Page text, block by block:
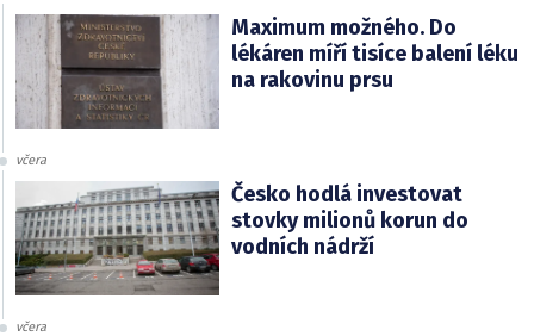
Maximum možného. Do
lékáren míří tisíce balení léku
na rakovinu prsu
včera
Česko hodlá investovat
stovky milionů korun do
vodních nádrží
včera